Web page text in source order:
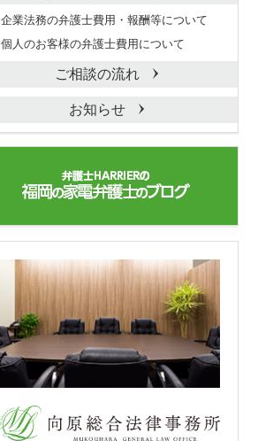
企業法務の弁護士費用・報酬等について
個人のお客様の弁護士費用について
ご相談の流れ
お知らせ